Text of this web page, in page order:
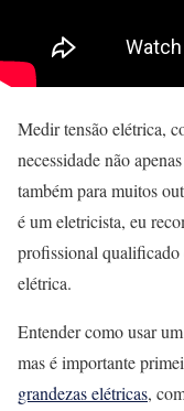
Medir tensão elétrica,
necessidade não
também para muitos
é um eletricista, eu
profissional qualificado
elétrica.
Entender como usar
mas é importante
grandezas elétricas,